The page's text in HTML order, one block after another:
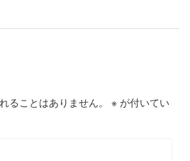
ることはありません。 ※ が付いてい